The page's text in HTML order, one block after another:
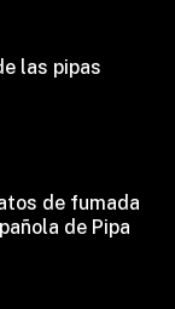
las pipas
de fumada
de Pipa